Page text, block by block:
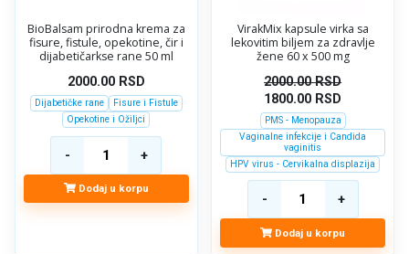
BioBalsam prirodna krema za
fisure, fistule, opekotine, čir i
dijabetičarkse rane 50 ml
2000.00RSD
Dijabetičke rane
Fisure i Fistule
Opekotine i Ožiljci
Dodaj u korpu
VirakMix kapsule virka sa
lekovitim biljem za zdravlje
žene 60 x 500 mg
2000.00RSD
1800.00 RSD
PMS - Menopauza
Vaginalne infekcije i Candida
vaginitis
HPV virus - Cervikalna displazija
Dodaj u korpu